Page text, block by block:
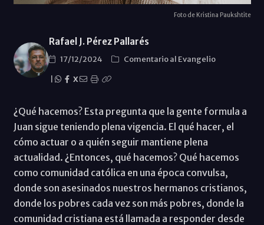
Foto de Kristina Paukshtite
Rafael J. Pérez Pallarés
17/12/2024
Comentario al Evangelio
X
¿Qué hacemos? Esta pregunta que la gente formula a
Juan sigue teniendo plena vigencia. El qué hacer, el
cómo actuar o a quién seguir mantiene plena
actualidad. ¿Entonces, qué hacemos? Qué hacemos
como comunidad católica en una época convulsa,
donde son asesinados nuestros hermanos cristianos,
donde los pobres cada vez son más pobres, donde la
comunidad cristiana está llamada a responder desde